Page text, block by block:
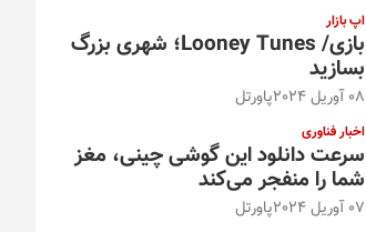
اپ بازار
بازی/ Looney Tunes؛ شهری بزرگ
بسازید
08 آوریل 2024 پاورتل
اخبار فناوری
سرعت دانلود این گوشی چینی، مغز
شما را منفجر می‌کند
07 آوریل 2024 پاورتل